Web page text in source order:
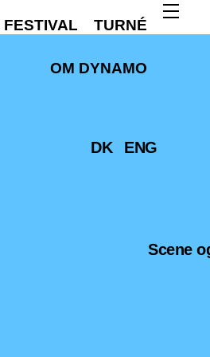
FESTIVAL TURNÉ
OM DYNAMO
DK ENG
Scene